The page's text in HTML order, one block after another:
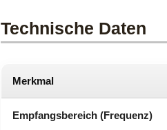
Technische Daten
Merkmal
Empfangsbereich (Frequenz)